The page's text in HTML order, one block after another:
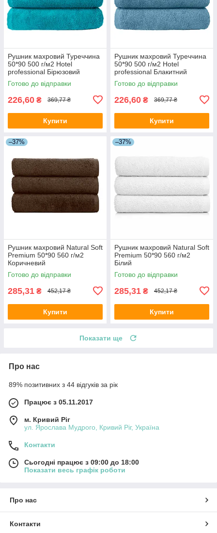
Рушник махровий Туреччина
50*90 500 г/м2 Hotel
professional Бірюзовий
Готово до відправки
226,60 ₴ 369,77 ₴
Купити
Рушник махровий Туреччина
50*90 500 г/м2 Hotel
professional Блакитний
Готово до відправки
226,60 ₴ 369,77 ₴
Купити
–37%
Рушник махровий Natural Soft
Premium 50*90 560 г/м2
Коричневий
Готово до відправки
285,31 ₴ 452,17 ₴
Купити
–37%
Рушник махровий Natural Soft
Premium 50*90 560 г/м2
Білий
Готово до відправки
285,31 ₴ 452,17 ₴
Купити
Показати ще
Про нас
89% позитивних з 44 відгуків за рік
Працює з 05.11.2017
м. Кривий Ріг
ул. Ярослава Мудрого, Кривий Ріг, Україна
Контакти
Сьогодні працює з 09:00 до 18:00
Показати весь графік роботи
Про нас
Контакти